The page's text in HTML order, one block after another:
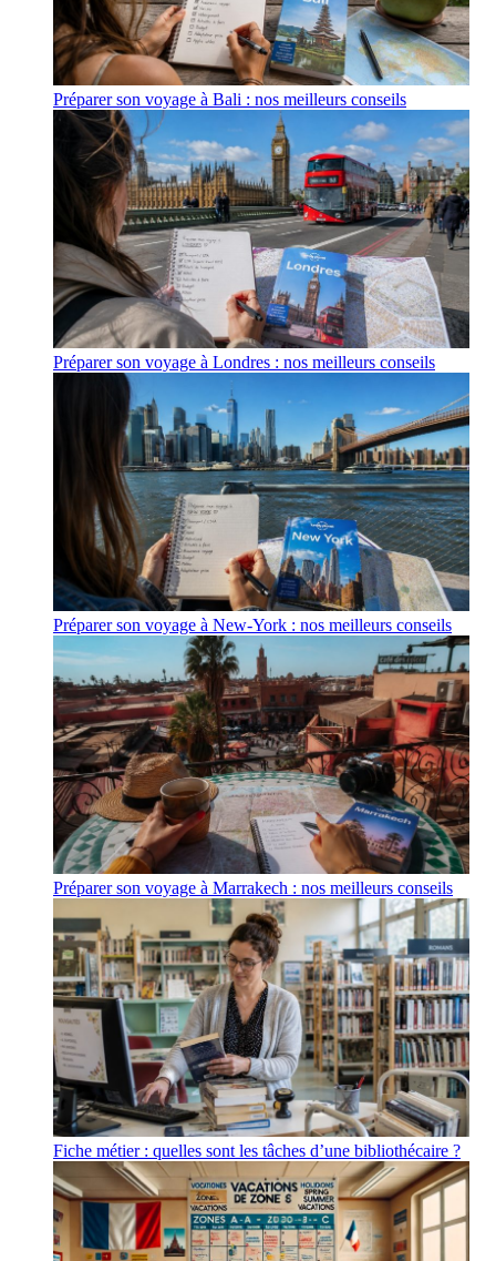
Préparer son voyage à Bali : nos meilleurs conseils
Préparer son voyage à Londres : nos meilleurs conseils
Préparer son voyage à New-York : nos meilleurs conseils
Préparer son voyage à Marrakech : nos meilleurs conseils
Fiche métier : quelles sont les tâches d’une bibliothécaire ?